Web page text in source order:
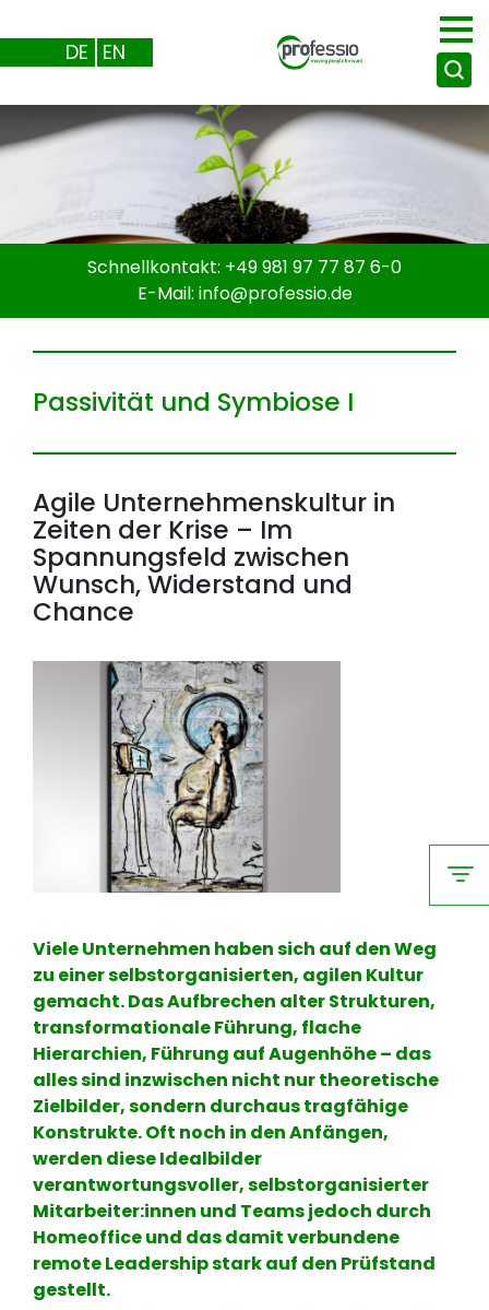
DE EN
Schnellkontakt: +49 981 97 77 87 6-0
E-Mail: info@professio.de
Passivität und Symbiose I
Agile Unternehmenskultur in
Zeiten der Krise – Im
Spannungsfeld zwischen
Wunsch, Widerstand und
Chance
Viele Unternehmen haben sich auf den Weg
zu einer selbstorganisierten, agilen Kultur
gemacht. Das Aufbrechen alter Strukturen,
transformationale Führung, flache
Hierarchien, Führung auf Augenhöhe – das
alles sind inzwischen nicht nur theoretische
Zielbilder, sondern durchaus tragfähige
Konstrukte. Oft noch in den Anfängen,
werden diese Idealbilder
verantwortungsvoller, selbstorganisierter
Mitarbeiter:innen und Teams jedoch durch
Homeoffice und das damit verbundene
remote Leadership stark auf den Prüfstand
gestellt.